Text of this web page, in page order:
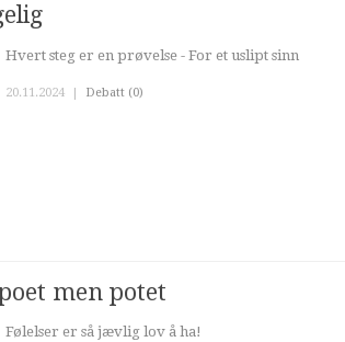
Hvert steg er en prøvelse - For et uslipt sinn
20.11.2024 | Debatt (0)
men potet
Følelser er så jævlig lov å ha!